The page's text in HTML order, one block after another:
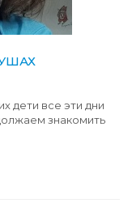
дети все эти дни
знакомить